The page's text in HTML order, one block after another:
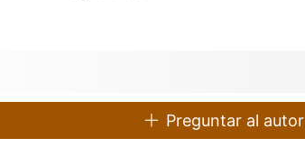
Preguntar al autor